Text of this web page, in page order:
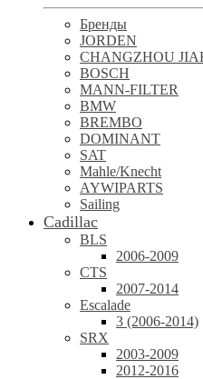
Бренды
JORDEN
CHANGZHOU
BOSCH
MANN-FILTER
BMW
BREMBO
DOMINANT
SAT
Mahle/Knecht
AYWIPARTS
Sailing
Cadillac
BLS
2006-2009
CTS
2007-2014
Escalade
3 (2006-2014)
SRX
2003-2009
2012-2016